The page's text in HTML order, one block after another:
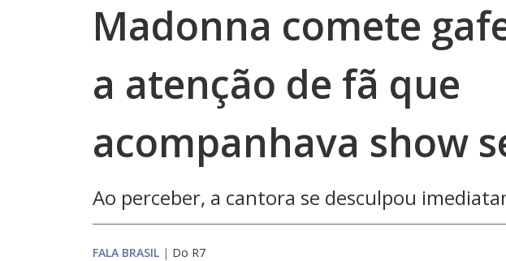
Madonna comete
a atenção de fã que
acompanhava show
Ao perceber, a cantora se desculpou
FALA BRASIL | Do R7